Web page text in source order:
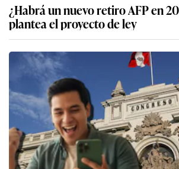
¿Habrá un nuevo retiro AFP en
plantea el proyecto de ley